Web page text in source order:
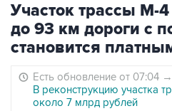
Участок трассы М-
до 93 км дороги с
становится
Есть обновление от 07:04 →
В реконструкцию участка
около 7 млрд рублей